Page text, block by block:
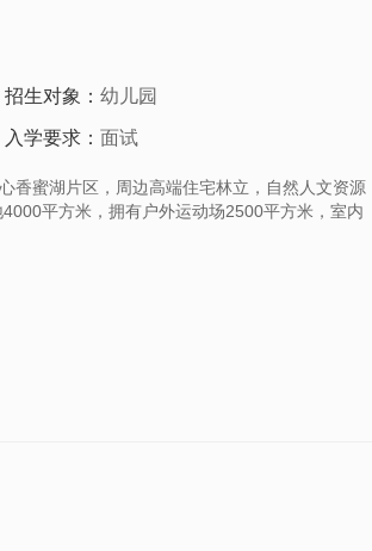
招生对象：幼儿园
入学要求：面试
香蜜湖片区，周边高端住宅林立，自然人文资源
平方米，拥有户外运动场2500平方米，室内